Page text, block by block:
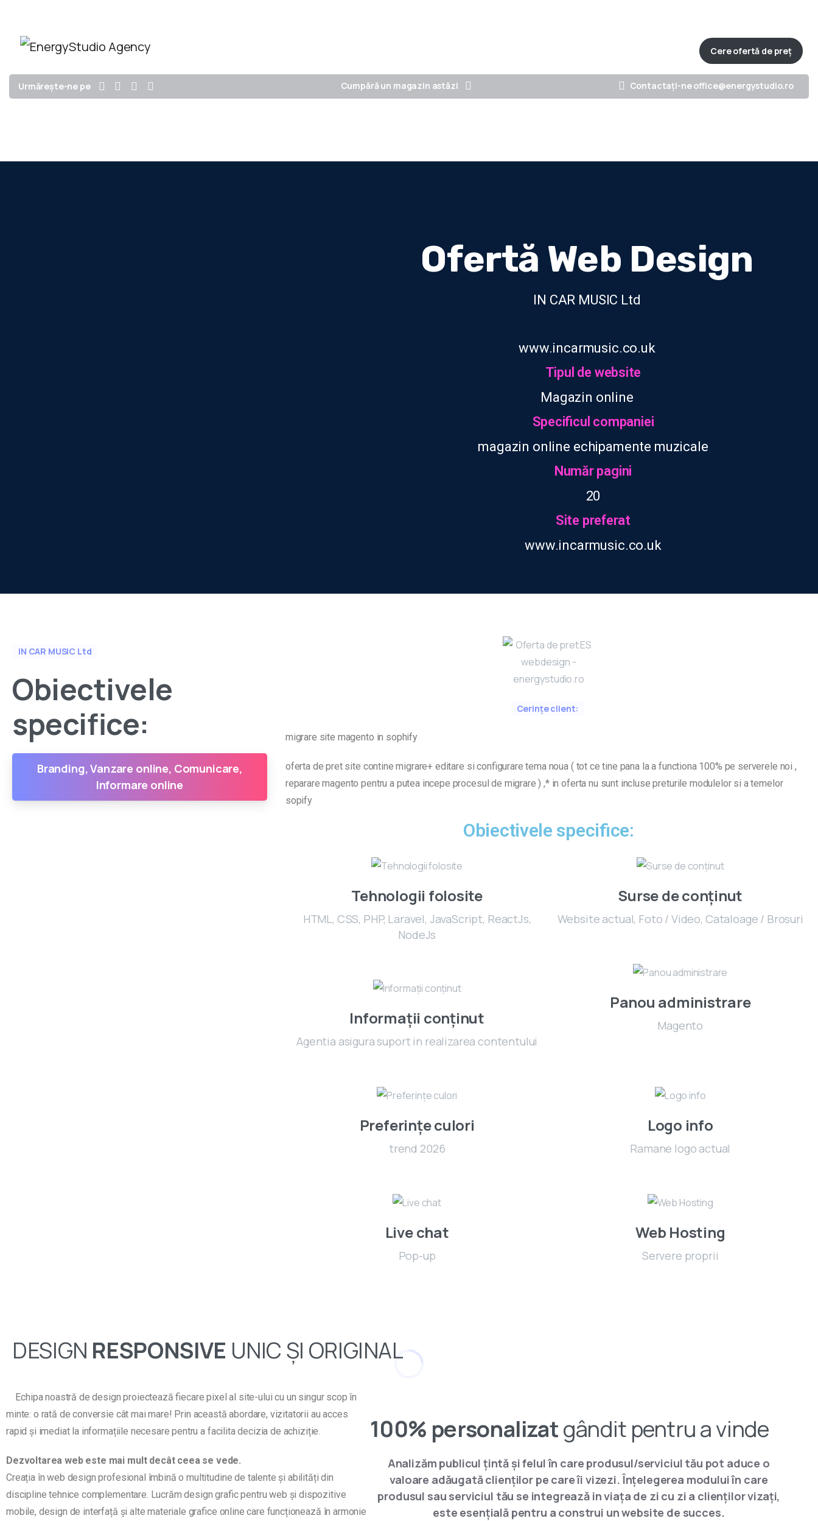
Cere ofertă de preț
Urmărește-ne pe Cumpără un magazin astăzi Contactați-ne office@energystudio.ro
Ofertă Web Design
IN CAR MUSIC Ltd
www.incarmusic.co.uk
Tipul de website
Magazin online
Specificul companiei
magazin online echipamente muzicale
Număr pagini
20
Site preferat
www.incarmusic.co.uk
IN CAR MUSIC Ltd
Obiectivele
specifice:
Branding, Vanzare online, Comunicare,
Informare online
Cerințe client:
migrare site magento in sophify
oferta de pret site contine migrare+ editare si configurare tema noua ( tot ce tine pana la a functiona 100% pe serverele noi ,
reparare magento pentru a putea incepe procesul de migrare ) ,* in oferta nu sunt incluse preturile modulelor si a temelor
sopify
Obiectivele specifice:
Tehnologii folosite
HTML, CSS, PHP, Laravel, JavaScript, ReactJs,
NodeJs
Informații conținut
Agentia asigura suport in realizarea contentului
Surse de conținut
Website actual, Foto / Video, Cataloage / Brosuri
Panou administrare
Magento
Preferințe culori
trend 2026
Live chat
Pop-up
Logo info
Ramane logo actual
Web Hosting
Servere proprii
DESIGN RESPONSIVE UNIC ȘI ORIGINAL
Echipa noastră de design proiectează fiecare pixel al site-ului cu un singur scop în
minte: o rată de conversie cât mai mare! Prin această abordare, vizitatorii au acces
rapid și imediat la informațiile necesare pentru a facilita decizia de achiziție.
Dezvoltarea web este mai mult decât ceea se vede.
Creația în web design profesional îmbină o multitudine de talente și abilități din
discipline tehnice complementare. Lucrăm design grafic pentru web și dispozitive
mobile, design de interfață și alte materiale grafice online care funcționează în armonie
100% personalizatgândit pentru a vinde
Analizăm publicul țintă și felul în care produsul/serviciul tău pot aduce o
valoare adăugată clienților pe care îi vizezi. Înțelegerea modului în care
produsul sau serviciul tău se integrează in viața de zi cu zi a clienților vizați,
este esențială pentru a construi un website de succes.